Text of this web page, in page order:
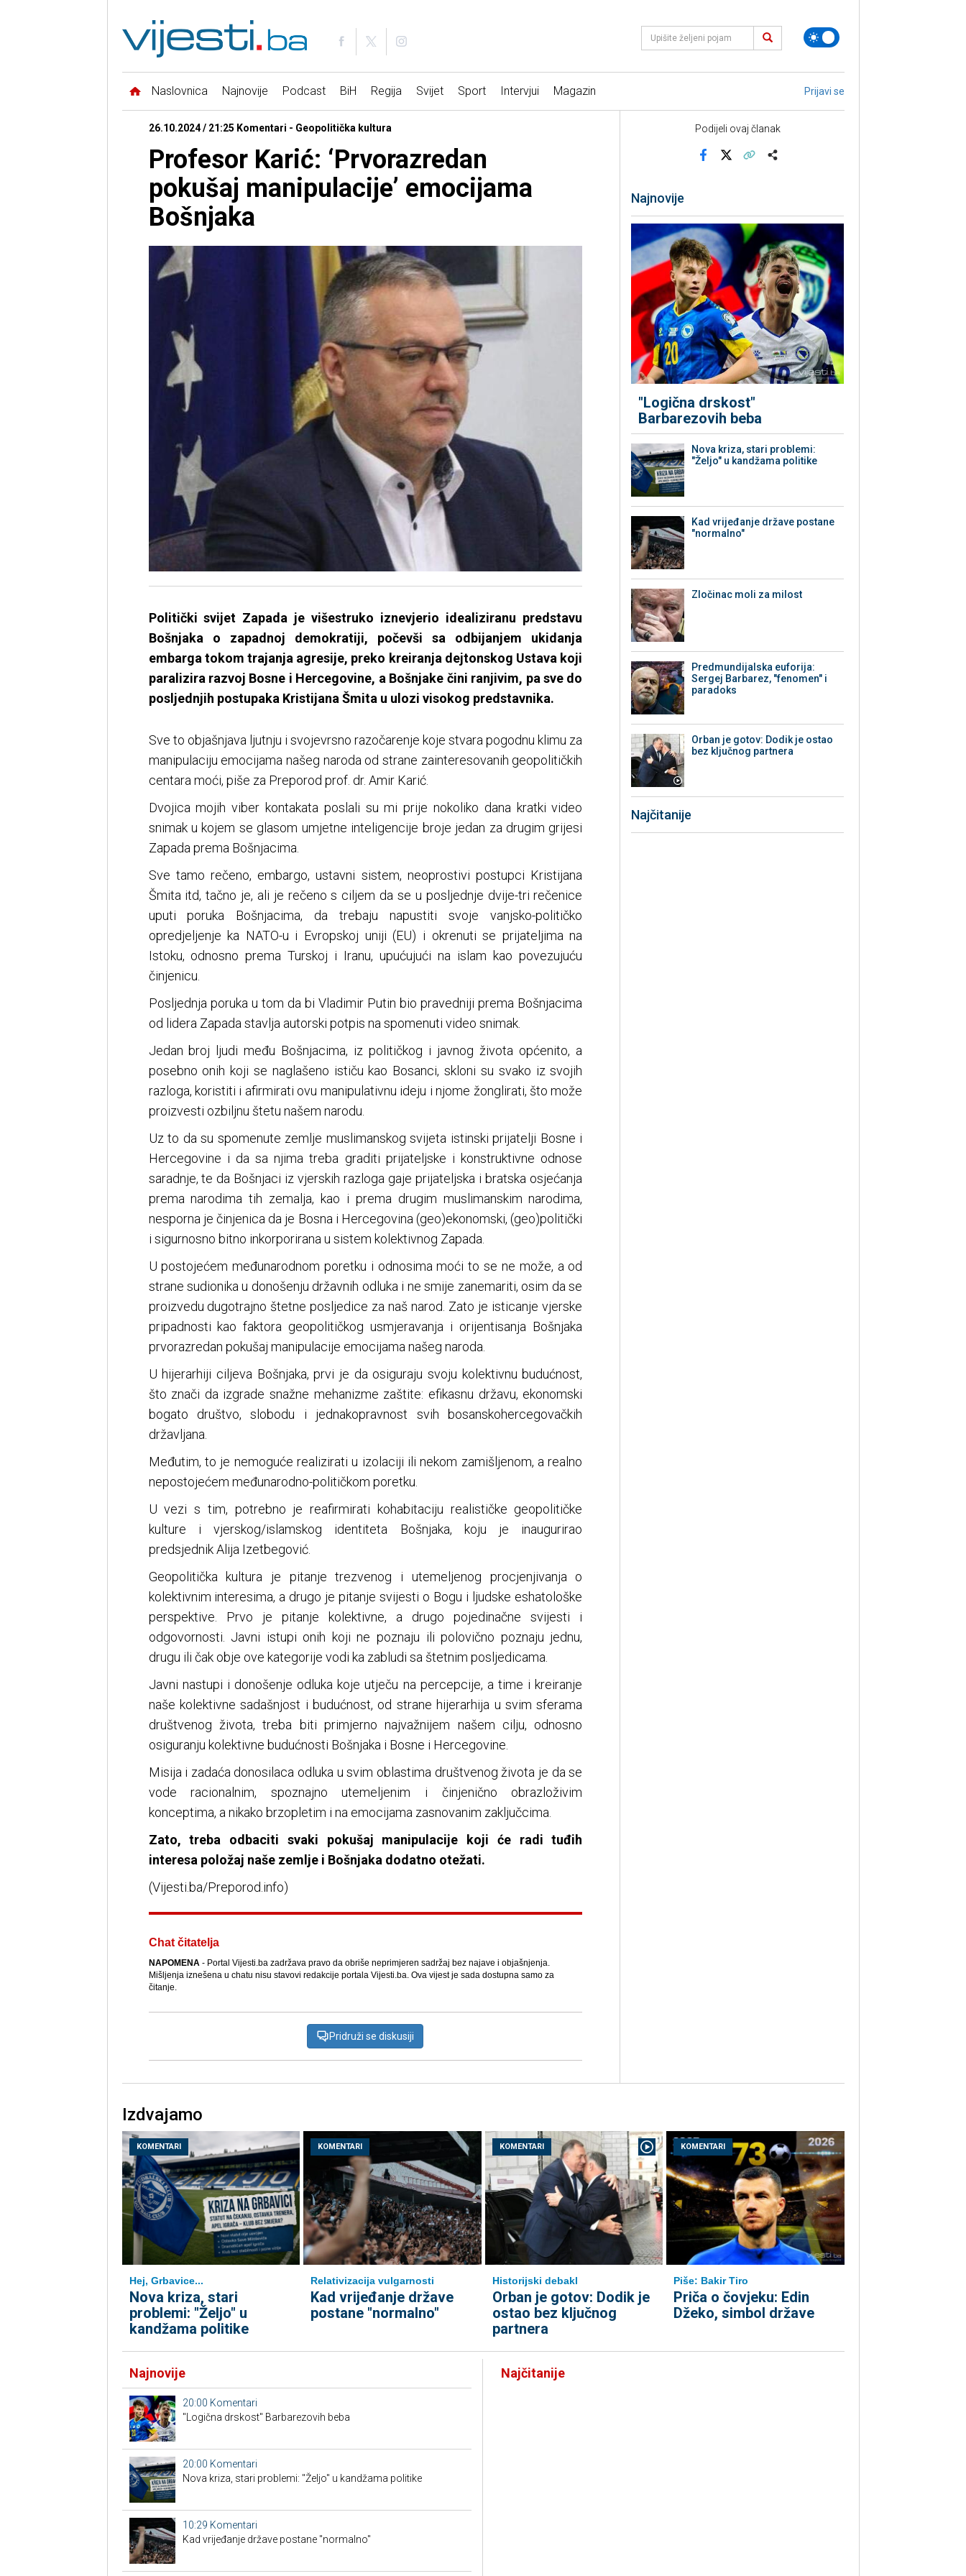
Naslovnica Najnovije Podcast BiH Regija Svijet Sport Intervjui Magazin Prijavi se
26.10.2024 / 21:25 Komentari - Geopolitička kultura
Profesor Karić: ‘Prvorazredan
pokušaj manipulacije’ emocijama
Bošnjaka
Politički svijet Zapada je višestruko iznevjerio idealiziranu predstavu
Bošnjaka o zapadnoj demokratiji, počevši sa odbijanjem ukidanja
embarga tokom trajanja agresije, preko kreiranja dejtonskog Ustava koji
paralizira razvoj Bosne i Hercegovine, a Bošnjake čini ranjivim, pa sve do
posljednjih postupaka Kristijana Šmita u ulozi visokog predstavnika.
Sve to objašnjava ljutnju i svojevrsno razočarenje koje stvara pogodnu klimu za
manipulaciju emocijama našeg naroda od strane zainteresovanih geopolitičkih
centara moći, piše za Preporod prof. dr. Amir Karić.
Dvojica mojih viber kontakata poslali su mi prije nokoliko dana kratki video
snimak u kojem se glasom umjetne inteligencije broje jedan za drugim grijesi
Zapada prema Bošnjacima.
Sve tamo rečeno, embargo, ustavni sistem, neoprostivi postupci Kristijana
Šmita itd, tačno je, ali je rečeno s ciljem da se u posljednje dvije-tri rečenice
uputi poruka Bošnjacima, da trebaju napustiti svoje vanjsko-političko
opredjeljenje ka NATO-u i Evropskoj uniji (EU) i okrenuti se prijateljima na
Istoku, odnosno prema Turskoj i Iranu, upućujući na islam kao povezujuću
činjenicu.
Posljednja poruka u tom da bi Vladimir Putin bio pravedniji prema Bošnjacima
od lidera Zapada stavlja autorski potpis na spomenuti video snimak.
Jedan broj ljudi među Bošnjacima, iz političkog i javnog života općenito, a
posebno onih koji se naglašeno ističu kao Bosanci, skloni su svako iz svojih
razloga, koristiti i afirmirati ovu manipulativnu ideju i njome žonglirati, što može
proizvesti ozbiljnu štetu našem narodu.
Uz to da su spomenute zemlje muslimanskog svijeta istinski prijatelji Bosne i
Hercegovine i da sa njima treba graditi prijateljske i konstruktivne odnose
saradnje, te da Bošnjaci iz vjerskih razloga gaje prijateljska i bratska osjećanja
prema narodima tih zemalja, kao i prema drugim muslimanskim narodima,
nesporna je činjenica da je Bosna i Hercegovina (geo)ekonomski, (geo)politički
i sigurnosno bitno inkorporirana u sistem kolektivnog Zapada.
U postojećem međunarodnom poretku i odnosima moći to se ne može, a od
strane sudionika u donošenju državnih odluka i ne smije zanemariti, osim da se
proizvedu dugotrajno štetne posljedice za naš narod. Zato je isticanje vjerske
pripadnosti kao faktora geopolitičkog usmjeravanja i orijentisanja Bošnjaka
prvorazredan pokušaj manipulacije emocijama našeg naroda.
U hijerarhiji ciljeva Bošnjaka, prvi je da osiguraju svoju kolektivnu budućnost,
što znači da izgrade snažne mehanizme zaštite: efikasnu državu, ekonomski
bogato društvo, slobodu i jednakopravnost svih bosanskohercegovačkih
državljana.
Međutim, to je nemoguće realizirati u izolaciji ili nekom zamišljenom, a realno
nepostojećem međunarodno-političkom poretku.
U vezi s tim, potrebno je reafirmirati kohabitaciju realističke geopolitičke
kulture i vjerskog/islamskog identiteta Bošnjaka, koju je inaugurirao
predsjednik Alija Izetbegović.
Geopolitička kultura je pitanje trezvenog i utemeljenog procjenjivanja o
kolektivnim interesima, a drugo je pitanje svijesti o Bogu i ljudske eshatološke
perspektive. Prvo je pitanje kolektivne, a drugo pojedinačne svijesti i
odgovornosti. Javni istupi onih koji ne poznaju ili polovično poznaju jednu,
drugu ili čak obje ove kategorije vodi ka zabludi sa štetnim posljedicama.
Javni nastupi i donošenje odluka koje utječu na percepcije, a time i kreiranje
naše kolektivne sadašnjost i budućnost, od strane hijerarhija u svim sferama
društvenog života, treba biti primjerno najvažnijem našem cilju, odnosno
osiguranju kolektivne budućnosti Bošnjaka i Bosne i Hercegovine.
Misija i zadaća donosilaca odluka u svim oblastima društvenog života je da se
vode racionalnim, spoznajno utemeljenim i činjenično obrazloživim
konceptima, a nikako brzopletim i na emocijama zasnovanim zaključcima.
Zato, treba odbaciti svaki pokušaj manipulacije koji će radi tuđih
interesa položaj naše zemlje i Bošnjaka dodatno otežati.
(Vijesti.ba/Preporod.info)
Chat čitatelja
NAPOMENA- Portal Vijesti.ba zadržava pravo da obriše neprimjeren sadržaj bez najave i objašnjenja.
Mišljenja iznešena u chatu nisu stavovi redakcije portala Vijesti.ba. Ova vijest je sada dostupna samo za
čitanje.
Pridruži se diskusiji
Podijeli ovaj članak
Najnovije
"Logična drskost"
Barbarezovih beba
Nova kriza, stari problemi:
"Željo" u kandžama politike
Kad vrijeđanje države postane
"normalno"
Zločinac moli za milost
Predmundijalska euforija:
Sergej Barbarez, "fenomen" i
paradoks
Orban je gotov: Dodik je ostao
bez ključnog partnera
Najčitanije
Izdvajamo
KOMENTARI
Hej, Grbavice...
Nova kriza, stari
problemi: "Željo" u
kandžama politike
KOMENTARI
Relativizacija vulgarnosti
Kad vrijeđanje države
postane "normalno"
KOMENTARI
Historijski debakl
Orban je gotov: Dodik je
ostao bez ključnog
partnera
KOMENTARI
Piše: Bakir Tiro
Priča o čovjeku: Edin
Džeko, simbol države
Najnovije
20:00 Komentari
"Logična drskost" Barbarezovih beba
20:00 Komentari
Nova kriza, stari problemi: "Željo" u kandžama politike
10:29 Komentari
Kad vrijeđanje države postane "normalno"
Najčitanije